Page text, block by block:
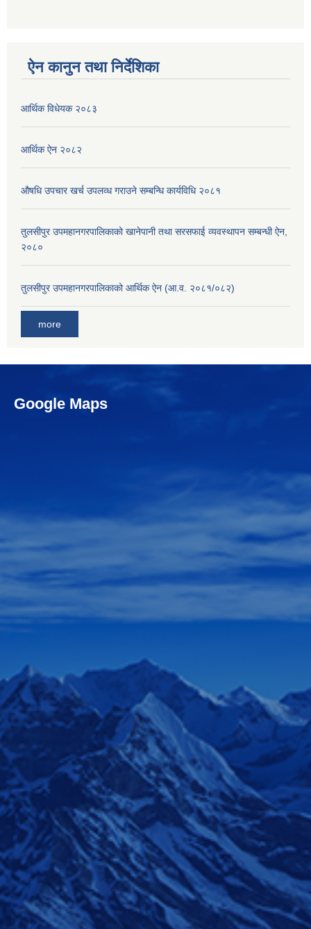
ऐन कानुन तथा निर्देशिका
आर्थिक विधेयक २०८३
आर्थिक ऐन २०८२
औषधि उपचार खर्च उपलव्ध गराउने सम्बन्धि कार्यविधि २०८१
तुलसीपुर उपमहानगरपालिकाको खानेपानी तथा सरसफाई व्यवस्थापन सम्बन्धी ऐन,
२०८०
तुलसीपुर उपमहानगरपालिकाको आर्थिक ऐन (आ.व. २०८१/०८२)
more
Google Maps